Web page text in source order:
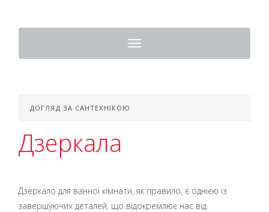
Toggle
navigation
ДОГЛЯД ЗА САНТЕХНІКОЮ
Дзеркала
Дзеркало для ванної кімнати, як правило, є однією із
завершуючих деталей, що відокремлює нас від